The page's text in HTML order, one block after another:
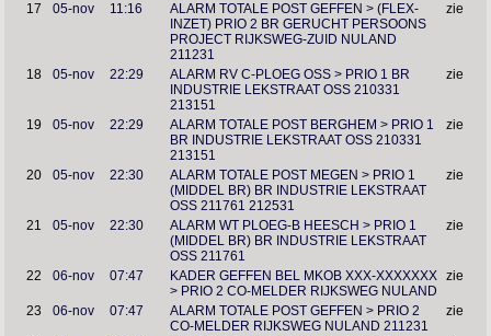
17 05-nov 11:16
ALARM TOTALE POST GEFFEN > (FLEX-
INZET) PRIO 2 BR GERUCHT PERSOONS
PROJECT RIJKSWEG-ZUID NULAND
211231
zie
18 05-nov 22:29
ALARM RV C-PLOEG OSS > PRIO 1 BR
INDUSTRIE LEKSTRAAT OSS 210331
213151
zie
19 05-nov 22:29
ALARM TOTALE POST BERGHEM > PRIO 1
BR INDUSTRIE LEKSTRAAT OSS 210331
213151
zie
20 05-nov 22:30
ALARM TOTALE POST MEGEN > PRIO 1
(MIDDEL BR) BR INDUSTRIE LEKSTRAAT
OSS 211761 212531
zie
21 05-nov 22:30
ALARM WT PLOEG-B HEESCH > PRIO 1
(MIDDEL BR) BR INDUSTRIE LEKSTRAAT
OSS 211761
zie
22 06-nov 07:47
KADER GEFFEN BEL MKOB XXX-XXXXXXX
> PRIO 2 CO-MELDER RIJKSWEG NULAND
zie
23 06-nov 07:47
ALARM TOTALE POST GEFFEN > PRIO 2
CO-MELDER RIJKSWEG NULAND 211231
zie